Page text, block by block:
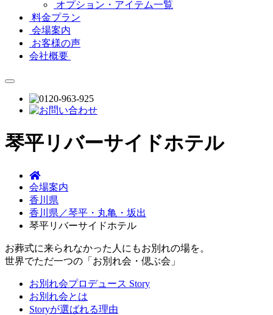
オプション・アイテム一覧
料金プラン
会場案内
お客様の声
会社概要
琴平リバーサイドホテル
会場案内
香川県
香川県／琴平・丸亀・坂出
琴平リバーサイドホテル
お葬式に来られなかった人にもお別れの場を。
世界でただ一つの「お別れ会・偲ぶ会」
お別れ会プロデュース Story
お別れ会とは
Storyが選ばれる理由